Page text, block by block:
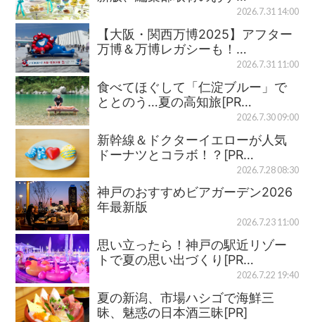
2026.7.31 14:00
【大阪・関西万博2025】アフター
万博＆万博レガシーも！…
2026.7.31 11:00
食べてほぐして「仁淀ブルー」で
ととのう…夏の高知旅[PR…
2026.7.30 09:00
新幹線＆ドクターイエローが人気
ドーナツとコラボ！？[PR…
2026.7.28 08:30
神戸のおすすめビアガーデン2026
年最新版
2026.7.23 11:00
思い立ったら！神戸の駅近リゾー
トで夏の思い出づくり[PR…
2026.7.22 19:40
夏の新潟、市場ハシゴで海鮮三
昧、魅惑の日本酒三昧[PR]